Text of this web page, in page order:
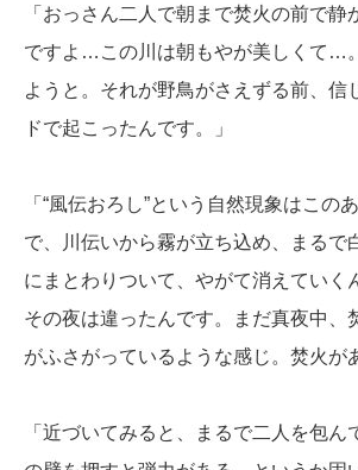
「おっさん二人で朝まで焚火の前で静
ですよ…この川は朝もやが美しくて…
ようと。それが野鳥がさえずる前、信
ドで起こったんです。」
「“風伝おろし”という自然現象はこの
で、川伝いから霧が立ち込め、まるで
にまとわりついて、やがて消えていく
その夜は違ったんです。まだ真夜中、
がふさがっているような感じ。焚火が
「近づいてみると、まるで二人を包ん